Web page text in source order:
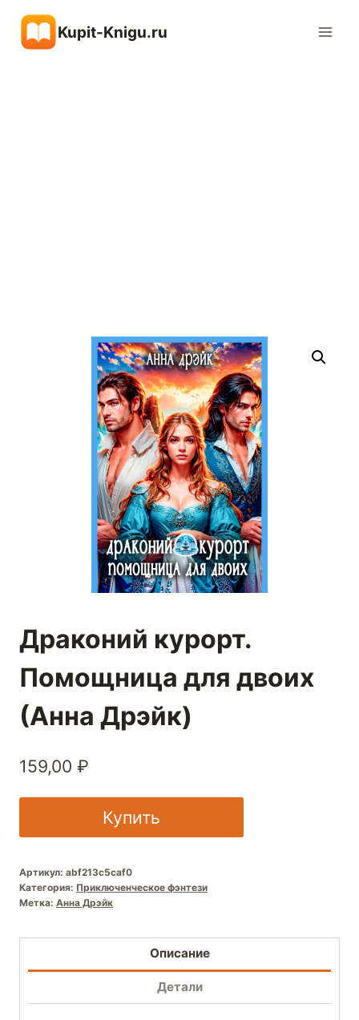
содержимому
Kupit-Knigu.ru
Драконий курорт.
Помощница для двоих
(Анна Дрэйк)
159,00 ₽
Купить
Артикул: abf213c5caf0
Категория: Приключенческое фэнтези
Метка: Анна Дрэйк
Описание
Детали